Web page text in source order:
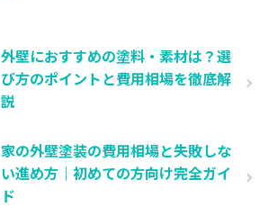
外壁におすすめの塗料・素材は？選
び方のポイントと費用相場を徹底解
説
家の外壁塗装の費用相場と失敗しな
い進め方｜初めての方向け完全ガイ
ド